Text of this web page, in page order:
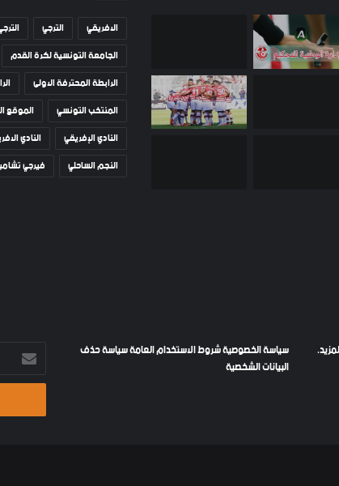
الافريقي الترجي
الجامعة التونسية لكرة القدم
الرابطة المحترفة الاولى
المنتخب التونسي
الموقع
النادي الإفريقي
النادي
النجم الساحلي
فيرجي
سياسة الخصوصيةشروط الاستخدام العامةسياسة حذف
البيانات الشخصية
أدخل
بريدك
الإلكتروني